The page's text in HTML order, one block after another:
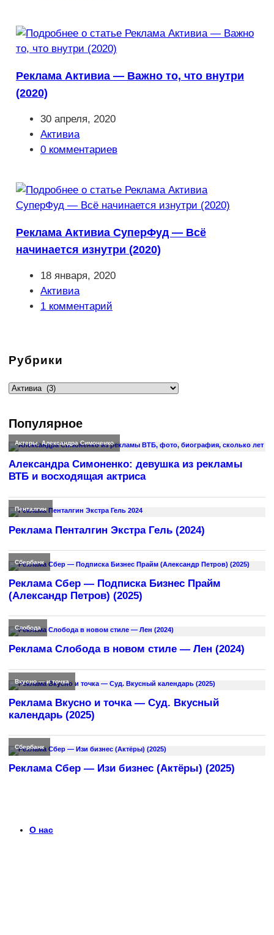
Реклама Активиа — Важно то, что внутри
(2020)
Запись
опубликована:
30 апреля, 2020
Рубрика
записи:
Активиа
Комментарии
0 комментариев
Реклама Активиа СуперФуд — Всё
начинается изнутри (2020)
Запись
опубликована:
18 января, 2020
Рубрика
записи:
Активиа
Комментарии
1 комментарий
Рубрики
Рубрики
Популярное
Актеры,Александра Симоненко
Александра Симоненко: девушка из рекламы
ВТБ и восходящая актриса
Пенталгин
Реклама Пенталгин Экстра Гель (2024)
Сбербанк
Реклама Сбер — Подписка Бизнес Прайм
(Александр Петров) (2025)
Слобода
Реклама Слобода в новом стиле — Лен (2024)
Вкусно — и точка
Реклама Вкусно и точка — Суд. Вкусный
календарь (2025)
Сбербанк
Реклама Сбер — Изи бизнес (Актёры) (2025)
О нас